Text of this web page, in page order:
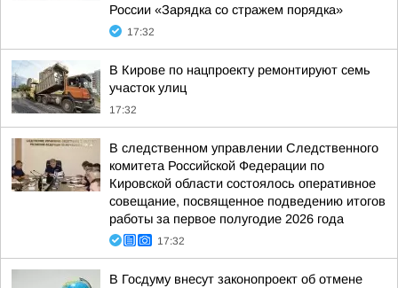
России «Зарядка со стражем порядка»
17:32
В Кирове по нацпроекту ремонтируют семь
участок улиц
17:32
В следственном управлении Следственного
комитета Российской Федерации по
Кировской области состоялось оперативное
совещание, посвященное подведению итогов
работы за первое полугодие 2026 года
17:32
В Госдуму внесут законопроект об отмене